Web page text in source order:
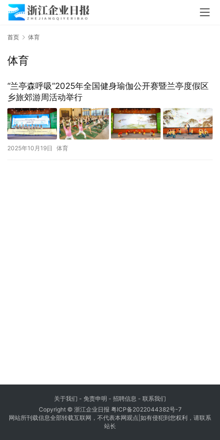
首页 体育
体育
“兰亭森呼吸”2025年全国健身瑜伽公开赛暨兰亭度假区
乡旅郊游周活动举行
2025年10月19日 体育
关于我们 - 免责申明 - 招聘信息 - 联系我们
Copyright © 浙江企业日报 粤ICP备2022044382号-7
网站所刊载信息全部转载互联网，不代表本网观点|如有侵犯到您权利，请联系
站长